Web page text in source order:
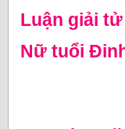
Luận giải
Nữ tuổi